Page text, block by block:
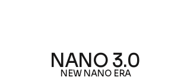
NANO 3.0
NEW NANO ERA